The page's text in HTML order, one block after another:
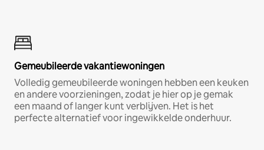
Gemeubileerde vakantiewoningen
Volledig gemeubileerde woningen hebben een keuken
en andere voorzieningen, zodat je hier op je gemak
een maand of langer kunt verblijven. Het is het
perfecte alternatief voor ingewikkelde onderhuur.